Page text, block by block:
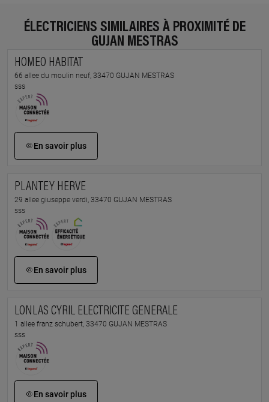
ÉLECTRICIENS SIMILAIRES À PROXIMITÉ DE
GUJAN MESTRAS
HOMEO HABITAT
66 allee du moulin neuf, 33470 GUJAN MESTRAS
sss
En savoir plus
PLANTEY HERVE
29 allee giuseppe verdi, 33470 GUJAN MESTRAS
sss
En savoir plus
LONLAS CYRIL ELECTRICITE GENERALE
1 allee franz schubert, 33470 GUJAN MESTRAS
sss
En savoir plus